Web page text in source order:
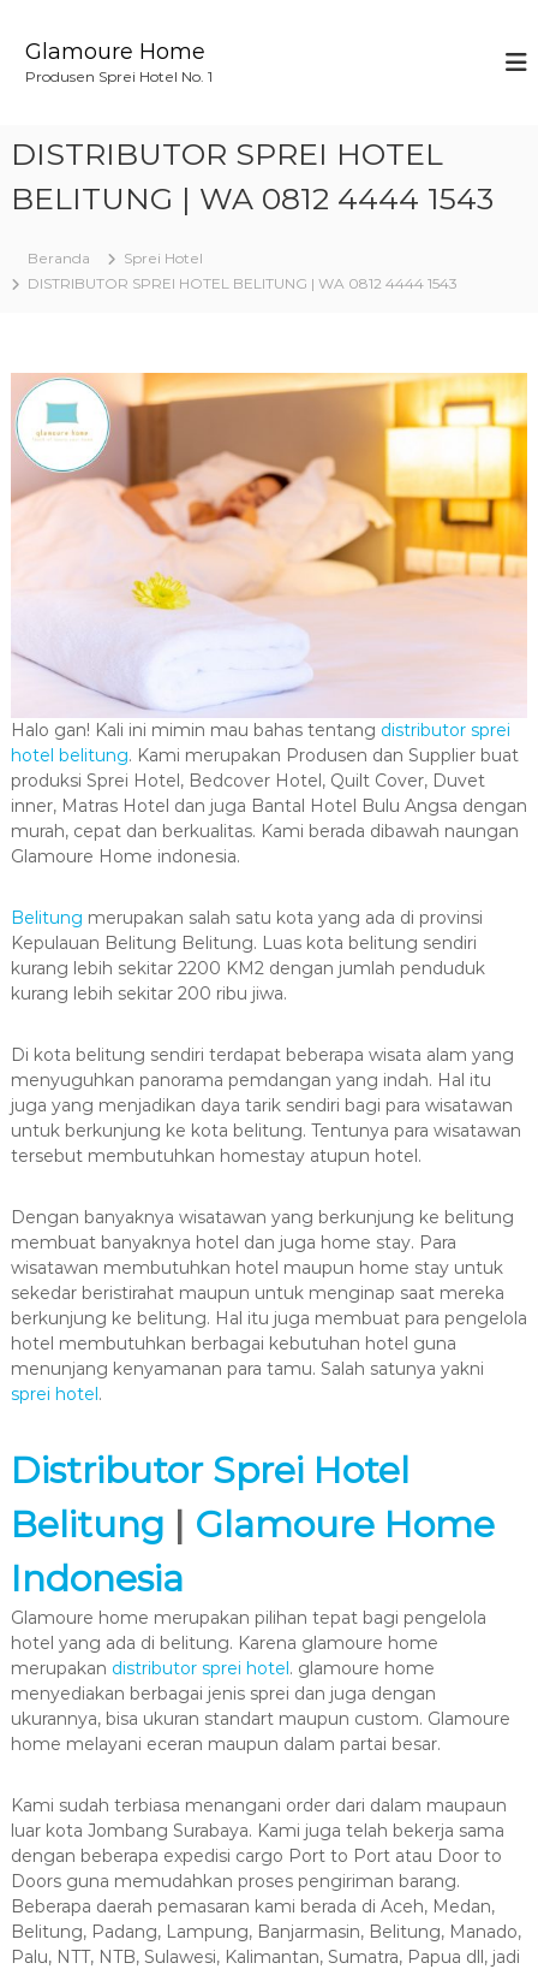
Glamoure Home
Produsen Sprei Hotel No. 1
DISTRIBUTOR SPREI HOTEL
BELITUNG | WA 0812 4444 1543
Beranda
Sprei Hotel
DISTRIBUTOR SPREI HOTEL BELITUNG | WA 0812 4444 1543
Halo gan! Kali ini mimin mau bahas tentang distributor sprei
hotel belitung. Kami merupakan Produsen dan Supplier buat
produksi Sprei Hotel, Bedcover Hotel, Quilt Cover, Duvet
inner, Matras Hotel dan juga Bantal Hotel Bulu Angsa dengan
murah, cepat dan berkualitas. Kami berada dibawah naungan
Glamoure Home indonesia.
Belitung merupakan salah satu kota yang ada di provinsi
Kepulauan Belitung Belitung. Luas kota belitung sendiri
kurang lebih sekitar 2200 KM2 dengan jumlah penduduk
kurang lebih sekitar 200 ribu jiwa.
Di kota belitung sendiri terdapat beberapa wisata alam yang
menyuguhkan panorama pemdangan yang indah. Hal itu
juga yang menjadikan daya tarik sendiri bagi para wisatawan
untuk berkunjung ke kota belitung. Tentunya para wisatawan
tersebut membutuhkan homestay atupun hotel.
Dengan banyaknya wisatawan yang berkunjung ke belitung
membuat banyaknya hotel dan juga home stay. Para
wisatawan membutuhkan hotel maupun home stay untuk
sekedar beristirahat maupun untuk menginap saat mereka
berkunjung ke belitung. Hal itu juga membuat para pengelola
hotel membutuhkan berbagai kebutuhan hotel guna
menunjang kenyamanan para tamu. Salah satunya yakni
sprei hotel.
Distributor Sprei Hotel
Belitung | Glamoure Home
Indonesia
Glamoure home merupakan pilihan tepat bagi pengelola
hotel yang ada di belitung. Karena glamoure home
merupakan distributor sprei hotel. glamoure home
menyediakan berbagai jenis sprei dan juga dengan
ukurannya, bisa ukuran standart maupun custom. Glamoure
home melayani eceran maupun dalam partai besar.
Kami sudah terbiasa menangani order dari dalam maupaun
luar kota Jombang Surabaya. Kami juga telah bekerja sama
dengan beberapa expedisi cargo Port to Port atau Door to
Doors guna memudahkan proses pengiriman barang.
Beberapa daerah pemasaran kami berada di Aceh, Medan,
Belitung, Padang, Lampung, Banjarmasin, Belitung, Manado,
Palu, NTT, NTB, Sulawesi, Kalimantan, Sumatra, Papua dll, jadi